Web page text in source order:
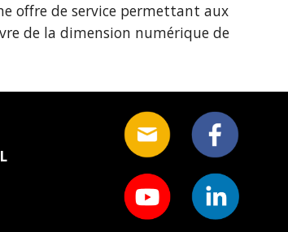
offre de service permettant aux
de la dimension numérique de